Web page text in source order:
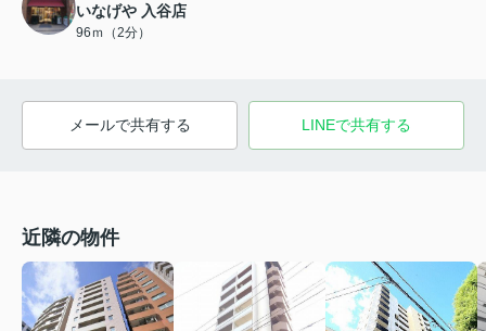
いなげや 入谷店
96ｍ（2分）
メールで共有する LINEで共有する
近隣の物件